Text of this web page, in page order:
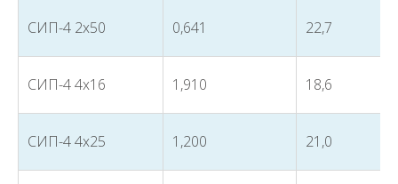
СИП-4 2х50 0,641 22,7
СИП-4 4х16 1,910 18,6
СИП-4 4х25 1,200 21,0